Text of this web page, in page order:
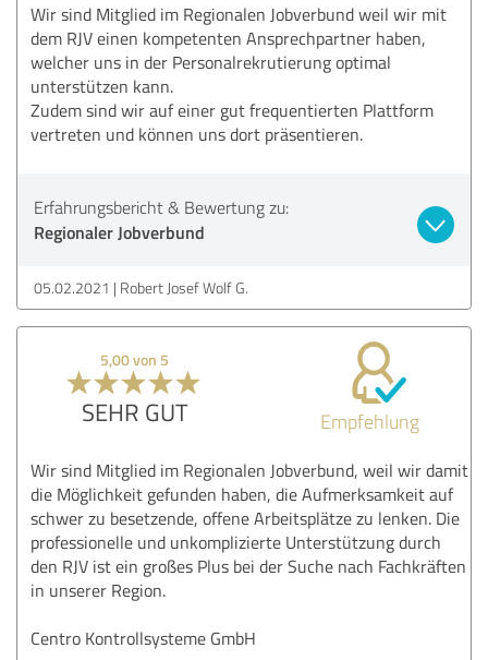
Wir sind Mitglied im Regionalen Jobverbund weil wir mit
dem RJV einen kompetenten Ansprechpartner haben,
welcher uns in der Personalrekrutierung optimal
unterstützen kann.
Zudem sind wir auf einer gut frequentierten Plattform
vertreten und können uns dort präsentieren.
Erfahrungsbericht & Bewertung zu:
Regionaler Jobverbund
05.02.2021 Robert Josef Wolf G.
5,00 von 5
SEHR GUT Empfehlung
Wir sind Mitglied im Regionalen Jobverbund, weil wir damit
die Möglichkeit gefunden haben, die Aufmerksamkeit auf
schwer zu besetzende, offene Arbeitsplätze zu lenken. Die
professionelle und unkomplizierte Unterstützung durch
den RJV ist ein großes Plus bei der Suche nach Fachkräften
in unserer Region.
Centro Kontrollsysteme GmbH